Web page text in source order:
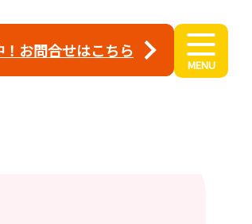
！お問合せはこちら